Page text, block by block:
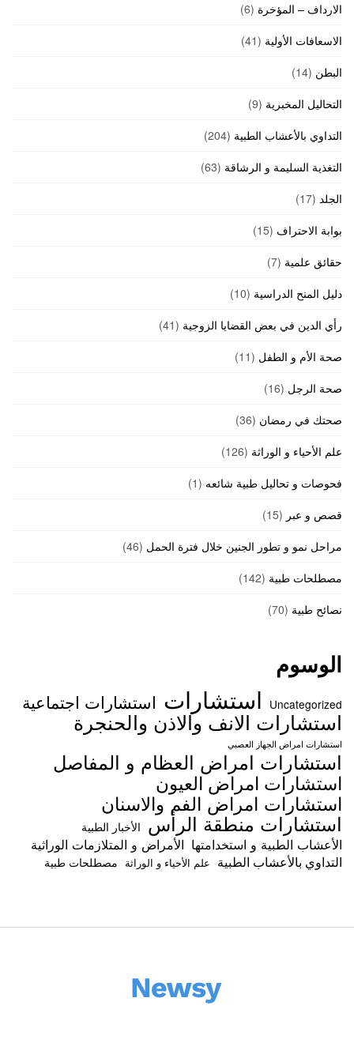
الارداف – المؤخرة (6)
الاسعافات الأولية (41)
البطن (14)
التحاليل المخبرية (9)
التداوي بالأعشاب الطبية (204)
التغذية السليمة و الرشاقة (63)
الجلد (17)
بوابة الاحتراف (15)
حقائق علمية (7)
دليل المنح الدراسية (10)
رأي الدين في بعض القضايا الزوجية (41)
صحة الأم و الطفل (11)
صحة الرجل (16)
صحتك في رمضان (36)
علم الأحياء و الوراثة (126)
فحوصات و تحاليل طبية شائعه (1)
قصص و عبر (15)
مراحل نمو و تطور الجنين خلال فترة الحمل (46)
مصطلحات طبية (142)
نصائح طبية (70)
الوسوم
Uncategorized استشارات استشارات اجتماعية
استشارات الانف والاذن والحنجرة
استشارات امراض الجهاز العصبي
استشارات امراض العظام و المفاصل
استشارات امراض العيون
استشارات امراض الفم والاسنان
استشارات منطقة الرأس الأخبار الطبية
الأعشاب الطبية و استخدامتها الأمراض و المتلازمات الوراثية
التداوي بالأعشاب الطبية علم الأحياء و الوراثة مصطلحات طبية